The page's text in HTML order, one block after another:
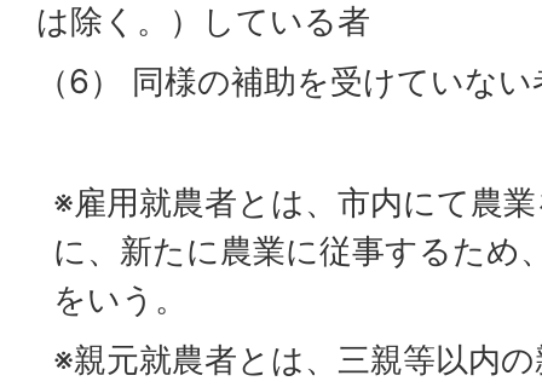
は除く。）している者
（6） 同様の補助を受けていない
※雇用就農者とは、市内にて農
に、新たに農業に従事するため
をいう。
※親元就農者とは、三親等以内